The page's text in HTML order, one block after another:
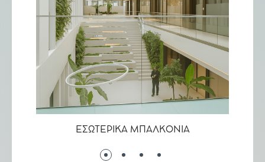
ΕΣΩΤΕΡΙΚΑ ΜΠΑΛΚΟΝΙΑ